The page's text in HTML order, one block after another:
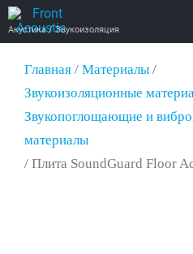
Акустика / Звукоизоляция
Главная / Материалы /
Звукоизоляционные
Звукопоглощающие и
материалы
/ Плита SoundGuard Floor